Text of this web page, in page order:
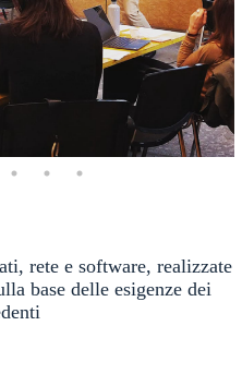
rete e software, realizzate
base delle esigenze dei